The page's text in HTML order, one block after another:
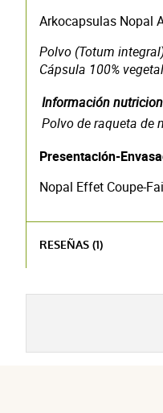
Arkocapsulas Nopal
Polvo (Totum
Cápsula 100%
Información
Polvo de raqueta de
Presentación-
Nopal Effet Coupe-
RESEÑAS (1)